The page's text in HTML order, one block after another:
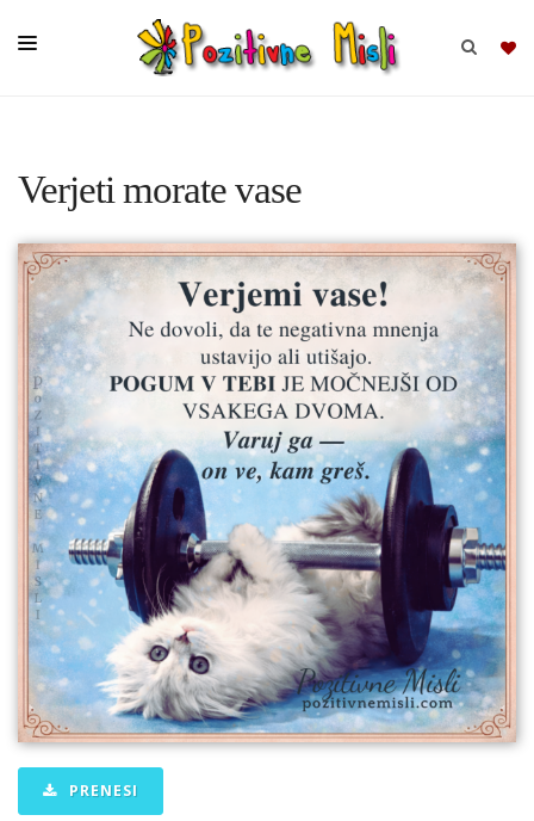
SKUPINE
MISLI
KOMPLETI
Verjeti morate vase
PRENESI